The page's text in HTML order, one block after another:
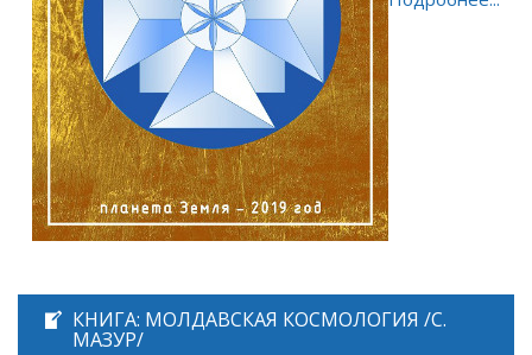
КНИГА: МОЛДАВСКАЯ КОСМОЛОГИЯ /С.
МАЗУР/